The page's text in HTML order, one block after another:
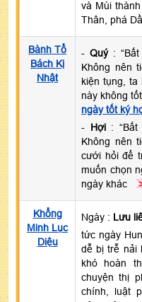
và Mùi
Thân, phá
Bành Tổ
Bách Kị
Nhật
- Quý: “Bất
Không nên
kiện tụng, ta
này không
ngày tốt ký
- Hợi: “Bất
Không nên
cưới hỏi để
muốn chọn
ngày khác
Khổng
Minh Lục
Diệu
Ngày : Lưu
tức ngày
dễ bị trễ nải
khó hoàn
chuyện thị
chính, luật